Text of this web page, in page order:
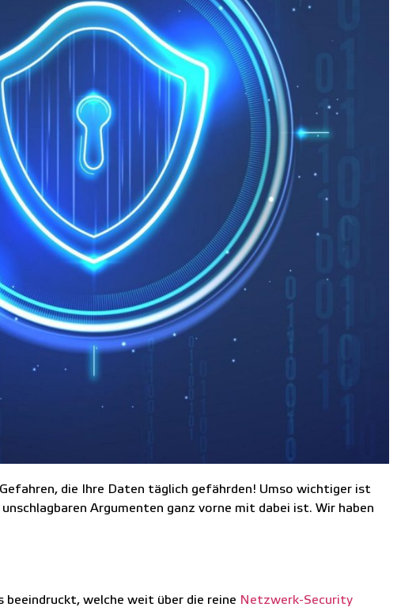
die Ihre Daten täglich gefährden! Umso wichtiger ist
Argumenten ganz vorne mit dabei ist. Wir haben
welche weit über die reine Netzwerk-Security